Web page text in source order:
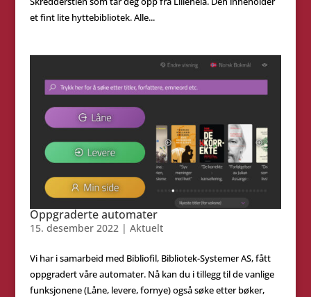
et fint lite hyttebibliotek. Alle...
Oppgraderte automater
15. desember 2022 | Aktuelt
Vi har i samarbeid med Bibliofil, Bibliotek-Systemer AS, fått
oppgradert våre automater. Nå kan du i tillegg til de vanlige
funksjonene (Låne, levere, fornye) også søke etter bøker,